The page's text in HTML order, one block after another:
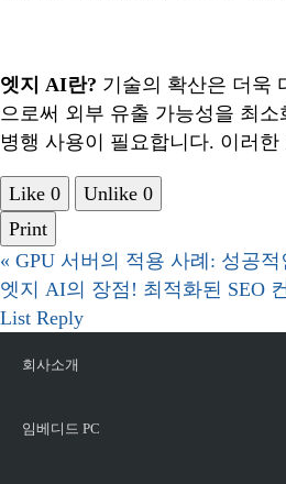
엣지 AI란? 기술의 확산은 더욱
으로써 외부 유출 가능성을 최
병행 사용이 필요합니다. 이러
Like 0 Unlike 0
Print
« GPU 서버의 적용 사례: 성공
엣지 AI의 장점! 최적화된 SEO
List Reply
회사소개
임베디드 PC